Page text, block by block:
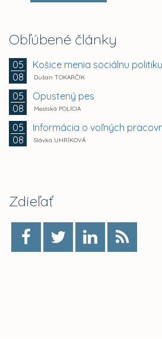
Obľúbené články
05
08
Dušan TOKARČÍK
05
08
Opustený pes
Mestská POLÍCIA
05
08
Informácia o voľných
Slávka UHRÍKOVÁ
Zdieľať